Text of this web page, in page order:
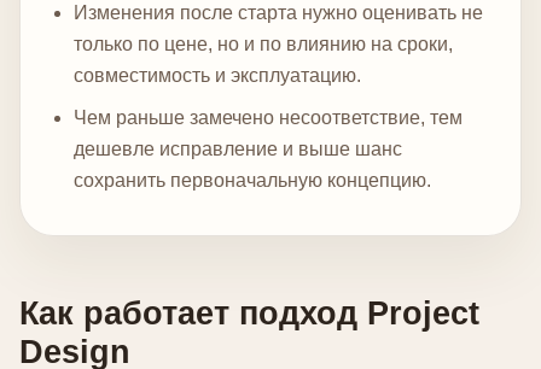
Изменения после старта нужно оценивать не
только по цене, но и по влиянию на сроки,
совместимость и эксплуатацию.
Чем раньше замечено несоответствие, тем
дешевле исправление и выше шанс
сохранить первоначальную концепцию.
Как работает подход Project
Design